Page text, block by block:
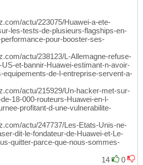
actu/223075/Huawei-a-ete-
les-tests-de-plusieurs-flagships-en-
pour-booster-ses-
actu/238123/L-Allemagne-refuse-
et-bannir-Huawei-estimant-n-avoir-
equipements-de-l-entreprise-servent-a-
actu/215929/Un-hacker-met-sur-
18-000-routeurs-Huawei-en-l-
profitant-d-une-vulnerabilite-
actu/247737/Les-Etats-Unis-ne-
dit-le-fondateur-de-Huawei-et-Le-
quitter-parce-que-nous-sommes-
14
0